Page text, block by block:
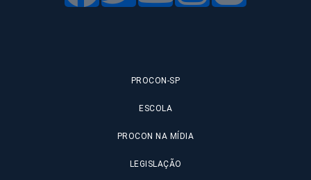
PROCON-SP
ESCOLA
PROCON NA MÍDIA
LEGISLAÇÃO